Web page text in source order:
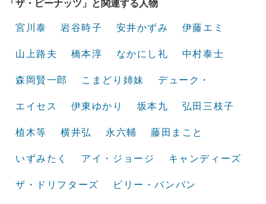
「ザ・ピーナッツ」と関連する人物
宮川泰 岩谷時子 安井かずみ 伊藤エミ
山上路夫 橋本淳 なかにし礼 中村泰士
森岡賢一郎 こまどり姉妹 デューク・
エイセス 伊東ゆかり 坂本九 弘田三枝子
植木等 横井弘 永六輔 藤田まこと
いずみたく アイ・ジョージ キャンディーズ
ザ・ドリフターズ ビリー・バンバン